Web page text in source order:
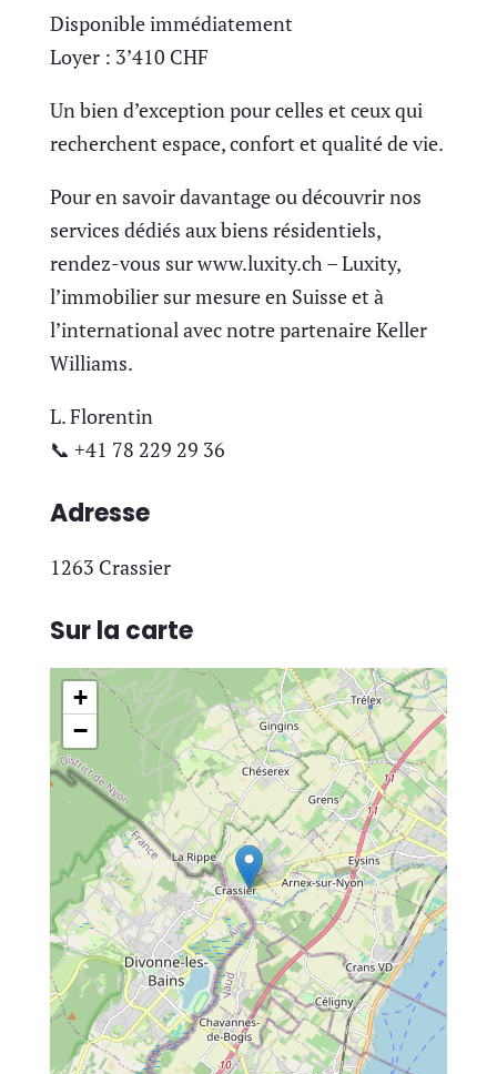
Disponible immédiatement
Loyer : 3’410 CHF
Un bien d’exception pour celles et ceux qui
recherchent espace, confort et qualité de vie.
Pour en savoir davantage ou découvrir nos
services dédiés aux biens résidentiels,
rendez-vous sur www.luxity.ch – Luxity,
l’immobilier sur mesure en Suisse et à
l’international avec notre partenaire Keller
Williams.
L. Florentin
📞 +41 78 229 29 36
Adresse
1263 Crassier
Sur la carte
+
−